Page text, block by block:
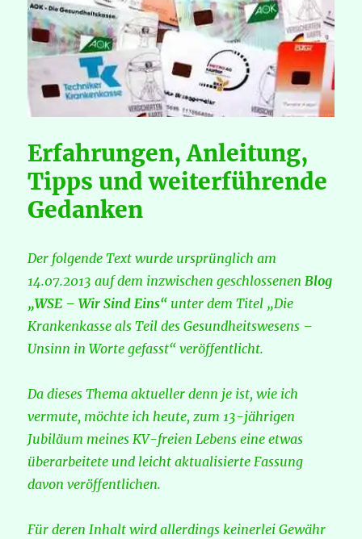
Erfahrungen, Anleitung,
Tipps und weiterführende
Gedanken
Der folgende Text wurde ursprünglich am
14.07.2013 auf dem inzwischen geschlossenenBlog
„WSE – Wir Sind Eins“ unter dem Titel „Die
Krankenkasse als Teil des Gesundheitswesens –
Unsinn in Worte gefasst“ veröffentlicht.
Da dieses Thema aktueller denn je ist, wie ich
vermute, möchte ich heute, zum 13-jährigen
Jubiläum meines KV-freien Lebens eine etwas
überarbeitete und leicht aktualisierte Fassung
davon veröffentlichen.
Für deren Inhalt wird allerdings keinerlei Gewähr